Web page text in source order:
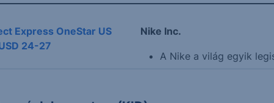
Express OneStar US
24-27
Nike Inc.
A Nike a világ egyik